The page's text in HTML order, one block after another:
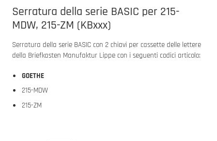
Serratura della serie BASIC per 215-
MDW, 215-ZM (KBxxx)
Serratura della serie BASIC con 2 chiavi per cassette delle lettere
della Briefkasten Manufaktur Lippe con i seguenti codici articolo:
GOETHE
215-MDW
215-ZM